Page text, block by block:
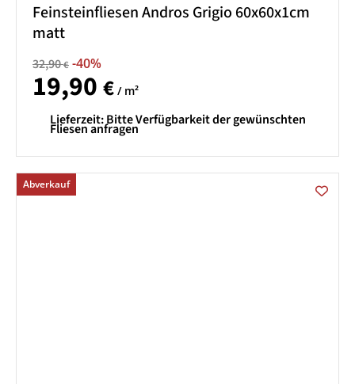
Feinsteinfliesen Andros Grigio 60x60x1cm
matt
32,90€ -40%
19,90 € / m²
Lieferzeit:Bitte Verfügbarkeit der gewünschten
Fliesen anfragen
Abverkauf